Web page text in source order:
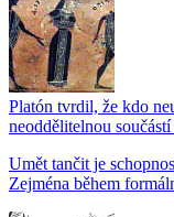
Platón tvrdil, že kdo
neoddělitelnou
Umět tančit je
Zejména během